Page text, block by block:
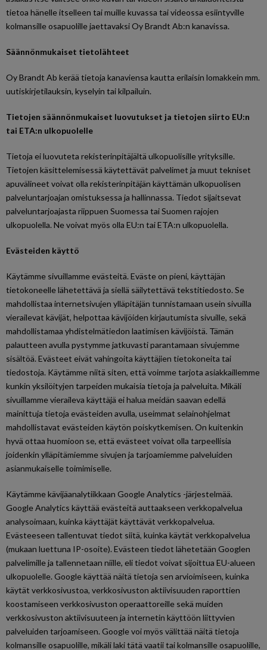
tietoa hänelle itselleen tai muille kuvassa tai videossa esiintyville
kolmansille osapuolille jaettavaksi Oy Brandt Ab:n kanavissa.
Säännönmukaiset tietolähteet
Oy Brandt Ab kerää tietoja kanaviensa kautta erilaisin lomakkein mm.
uutiskirjetilauksin, kyselyin tai kilpailuin.
Tietojen säännönmukaiset luovutukset ja tietojen siirto EU:n
tai ETA:n ulkopuolelle
Tietoja ei luovuteta rekisterinpitäjältä ulkopuolisille yrityksille.
Tietojen käsittelemisessä käytettävät palvelimet ja muut tekniset
apuvälineet voivat olla rekisterinpitäjän käyttämän ulkopuolisen
palveluntarjoajan omistuksessa ja hallinnassa. Tiedot sijaitsevat
palveluntarjoajasta riippuen Suomessa tai Suomen rajojen
ulkopuolella. Ne voivat myös olla EU:n tai ETA:n ulkopuolella.
Evästeiden käyttö
Käytämme sivuillamme evästeitä. Eväste on pieni, käyttäjän
tietokoneelle lähetettävä ja siellä säilytettävä tekstitiedosto. Se
mahdollistaa internetsivujen ylläpitäjän tunnistamaan usein sivuilla
vierailevat kävijät, helpottaa kävijöiden kirjautumista sivuille, sekä
mahdollistamaa yhdistelmätiedon laatimisen kävijöistä. Tämän
palautteen avulla pystymme jatkuvasti parantamaan sivujemme
sisältöä. Evästeet eivät vahingoita käyttäjien tietokoneita tai
tiedostoja. Käytämme niitä siten, että voimme tarjota asiakkaillemme
kunkin yksilöityjen tarpeiden mukaisia tietoja ja palveluita. Mikäli
sivuillamme vieraileva käyttäjä ei halua meidän saavan edellä
mainittuja tietoja evästeiden avulla, useimmat selainohjelmat
mahdollistavat evästeiden käytön poiskytkemisen. On kuitenkin
hyvä ottaa huomioon se, että evästeet voivat olla tarpeellisia
joidenkin ylläpitämiemme sivujen ja tarjoamiemme palveluiden
asianmukaiselle toimimiselle.
Käytämme kävijäanalytiikkaan Google Analytics -järjestelmää.
Google Analytics käyttää evästeitä auttaakseen verkkopalvelua
analysoimaan, kuinka käyttäjät käyttävät verkkopalvelua.
Evästeeseen tallentuvat tiedot siitä, kuinka käytät verkkopalvelua
(mukaan luettuna IP-osoite). Evästeen tiedot lähetetään Googlen
palvelimille ja tallennetaan niille, eli tiedot voivat sijoittua EU-alueen
ulkopuolelle. Google käyttää näitä tietoja sen arvioimiseen, kuinka
käytät verkkosivustoa, verkkosivuston aktiivisuuden raporttien
koostamiseen verkkosivuston operaattoreille sekä muiden
verkkosivuston aktiivisuuteen ja internetin käyttöön liittyvien
palveluiden tarjoamiseen. Google voi myös välittää näitä tietoja
kolmansille osapuolille, mikäli laki tätä vaatii tai kolmansille osapuolille,